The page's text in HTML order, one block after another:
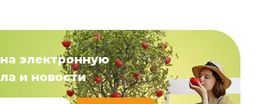
электронную
и новости